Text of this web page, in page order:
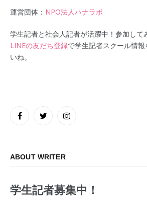
運営団体： NPO法人ハナラボ
学生記者と社会人記者が活躍中！参加して
LINEの友だち登録で学生記者スクール情
いね。
FacebookTwitter Instagram
ABOUT WRITER
学生記者募集中！